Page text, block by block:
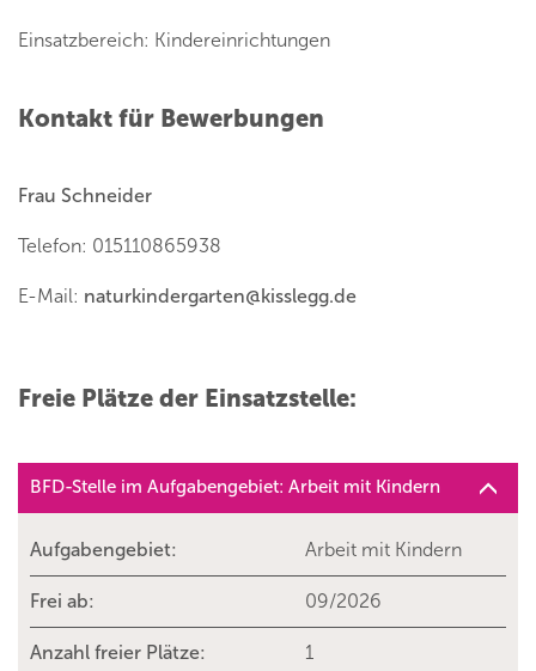
Einsatzbereich: Kindereinrichtungen
Kontakt für Bewerbungen
Frau Schneider
Telefon: 015110865938
E-Mail: naturkindergarten@kisslegg.de
Freie Plätze der Einsatzstelle:
BFD-Stelle im Aufgabengebiet: Arbeit mit Kindern
Aufgabengebiet: Arbeit mit Kindern
Frei ab: 09/2026
Anzahl freier Plätze: 1